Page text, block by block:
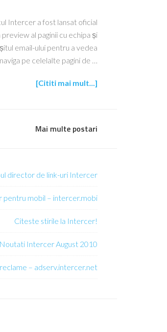
Intercer a fost lansat oficial
al paginii cu echipa și
email-ului pentru a vedea
pe celelalte pagini de …
[Cititi mai mult...]
Mai multe postari
director de link-uri Intercer
mobil – intercer.mobi
Citeste stirile la Intercer!
Noutati Intercer August 2010
– adserv.intercer.net